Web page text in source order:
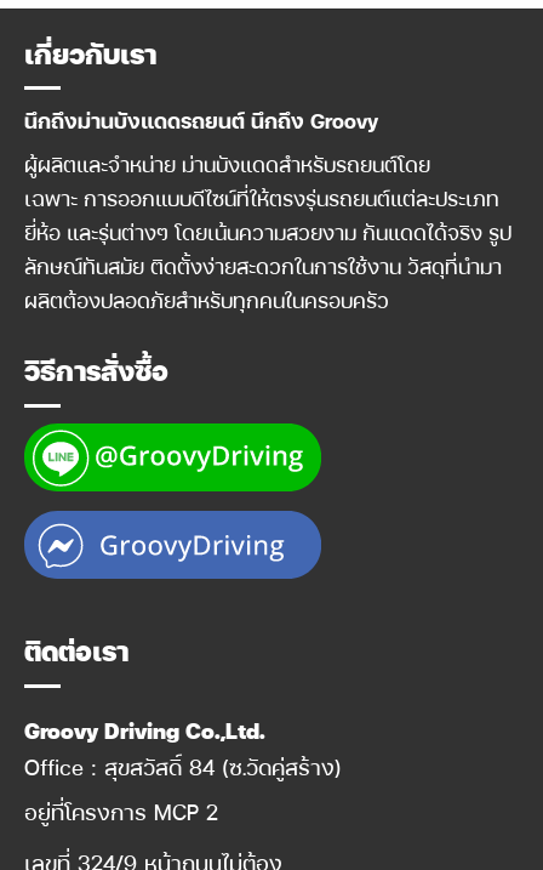
เกี่ยวกับเรา
นึกถึงม่านบังแดดรถยนต์ นึกถึง Groovy
ผู้ผลิตและจำหน่าย ม่านบังแดดสำหรับรถยนต์โดย
เฉพาะ การออกแบบดีไซน์ที่ให้ตรงรุ่นรถยนต์แต่ละประเภท
ยี่ห้อ และรุ่นต่างๆ โดยเน้นความสวยงาม กันแดดได้จริง รูป
ลักษณ์ทันสมัย ติดตั้งง่ายสะดวกในการใช้งาน วัสดุที่นำมา
ผลิตต้องปลอดภัยสำหรับทุกคนในครอบครัว
วิธีการสั่งซื้อ
ติดต่อเรา
Groovy Driving Co.,Ltd.
Office : สุขสวัสดิ์ 84 (ซ.วัดคู่สร้าง)
อยู่ที่โครงการ MCP 2
เลขที่ 324/9 หน้าถนนไม่ต้อง